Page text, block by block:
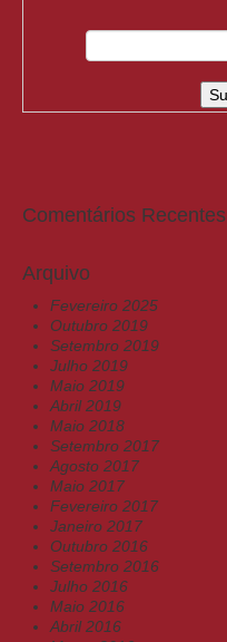
Comentários Recentes
Arquivo
Fevereiro 2025
Outubro 2019
Setembro 2019
Julho 2019
Maio 2019
Abril 2019
Maio 2018
Setembro 2017
Agosto 2017
Maio 2017
Fevereiro 2017
Janeiro 2017
Outubro 2016
Setembro 2016
Julho 2016
Maio 2016
Abril 2016